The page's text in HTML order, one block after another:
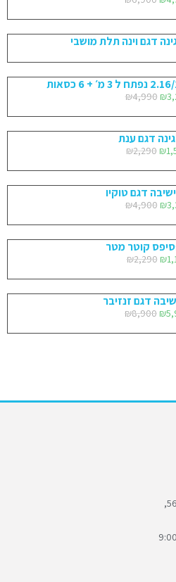
דגם וינה תלת מושבי
₪4,990 ₪
דגם ענת
₪2,290 ₪
דגם טוקיו
₪4,900 ₪
קוטר מטר
₪2,290 ₪
דגם זנזיבר
₪8,900 ₪
אזה״ת אבן יהודה על כביש 561,